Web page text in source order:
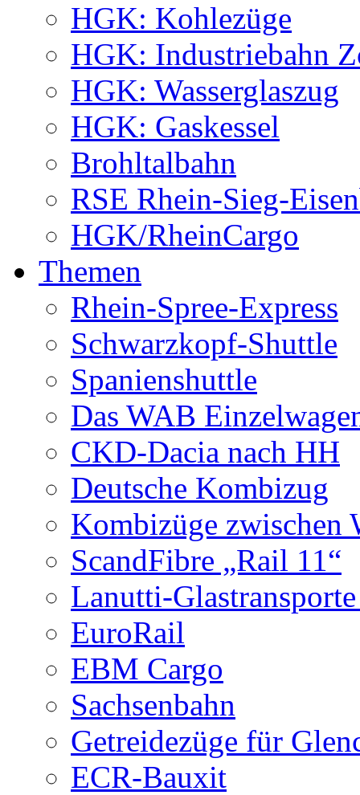
HGK: Kohlezüge
HGK: Industriebahn
HGK: Wasserglaszug
HGK: Gaskessel
Brohltalbahn
RSE Rhein-Sieg-
HGK/RheinCargo
Themen
Rhein-Spree-Express
Schwarzkopf-Shuttle
Spanienshuttle
Das WAB
CKD-Dacia nach HH
Deutsche Kombizug
Kombizüge zwischen
ScandFibre „Rail 11“
Lanutti-
EuroRail
EBM Cargo
Sachsenbahn
Getreidezüge für
ECR-Bauxit